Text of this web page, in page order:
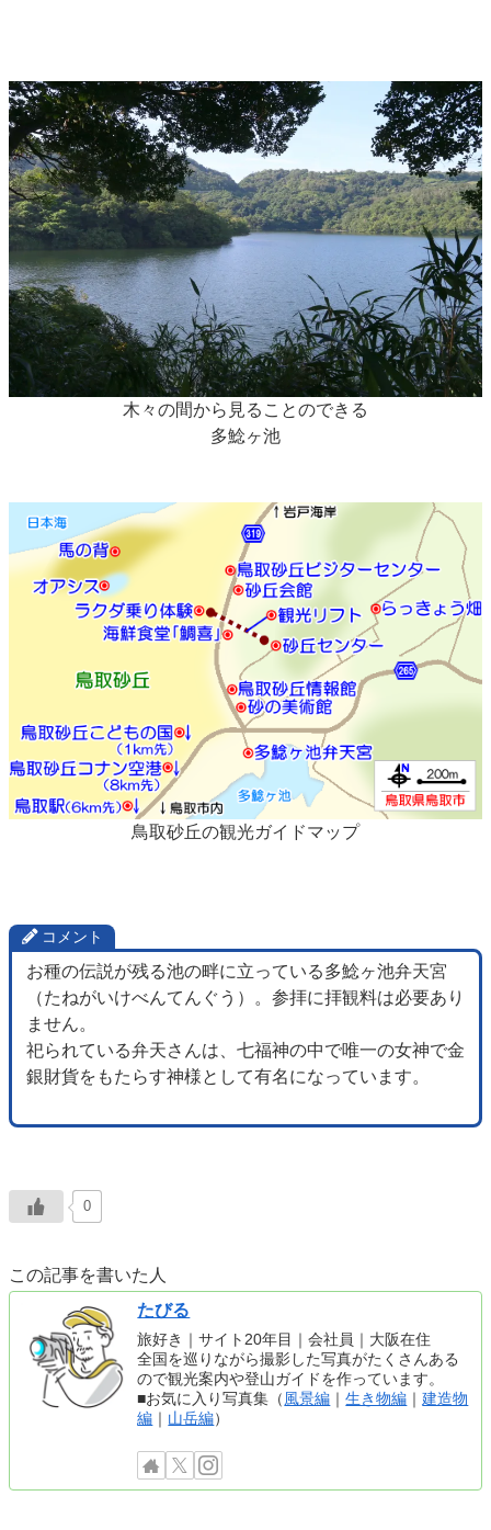
木々の間から見ることのできる
多鯰ヶ池
鳥取砂丘の観光ガイドマップ
コメント
お種の伝説が残る池の畔に立っている多鯰ヶ池弁天宮
（たねがいけべんてんぐう）。参拝に拝観料は必要あり
ません。
祀られている弁天さんは、七福神の中で唯一の女神で金
銀財貨をもたらす神様として有名になっています。
0
この記事を書いた人
たびる
旅好き｜サイト20年目｜会社員｜大阪在住
全国を巡りながら撮影した写真がたくさんある
ので観光案内や登山ガイドを作っています。
■お気に入り写真集（ 風景編 ｜生き物編 ｜建造物
編 ｜ 山岳編）